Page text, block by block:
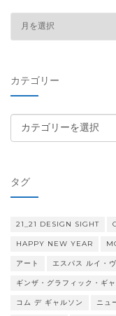
ブ
カテゴリー
テ
ー
タグ
21_21 DESIGN SIGHT
HAPPY NEW YEAR
アート エスパス ルイ・
ギンザ・グラフィック・ギ
コム デ ギャルソン ニュ